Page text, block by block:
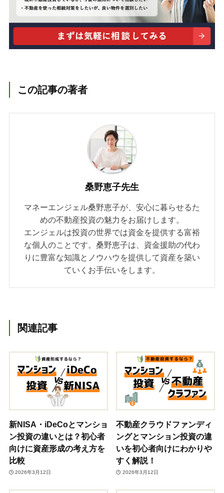
この記事の著者
桑野恵子先生
マネーエンジェル桑野恵子が、安心に暮らせるた
めの不動産投資の魅力をお届けします。
エンジェルは投資の世界では資金を提供する富裕
な個人のことです。桑野恵子は、資金援助の代わ
りに豊富な知識とノウハウを提供して資産を築い
ていくお手伝いをします。
関連記事
新NISA・iDeCoとマンショ
ン投資の違いとは？初心者
向けに資産形成の考え方を
比較
2026年3月12日
不動産クラウドファンディ
ングとマンション投資の違
いを初心者向けにわかりや
すく解説！
2026年3月12日